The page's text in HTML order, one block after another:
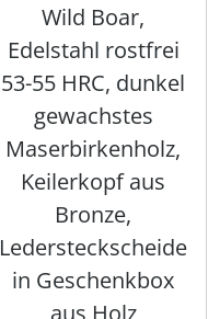
Wild Boar,
Edelstahl rostfrei
53-55 HRC, dunkel
gewachstes
Maserbirkenholz,
Keilerkopf aus
Bronze,
Ledersteckscheide
in Geschenkbox
aus Holz